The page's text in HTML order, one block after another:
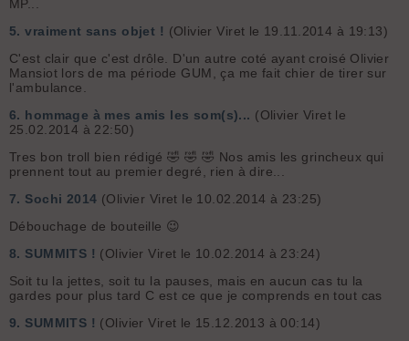
MP...
5.vraiment sans objet ! (Olivier Viret le 19.11.2014 à 19:13)
C'est clair que c'est drôle. D'un autre coté ayant croisé Olivier
Mansiot lors de ma période GUM, ça me fait chier de tirer sur
l'ambulance.
6. hommage à mes amis les som(s)... (Olivier Viret le
25.02.2014 à 22:50)
Tres bon troll bien rédigé 🤣 🤣 🤣 Nos amis les grincheux qui
prennent tout au premier degré, rien à dire...
7. Sochi 2014 (Olivier Viret le 10.02.2014 à 23:25)
Débouchage de bouteille 😉
8. SUMMITS ! (Olivier Viret le 10.02.2014 à 23:24)
Soit tu la jettes, soit tu la pauses, mais en aucun cas tu la
gardes pour plus tard C est ce que je comprends en tout cas
9. SUMMITS ! (Olivier Viret le 15.12.2013 à 00:14)